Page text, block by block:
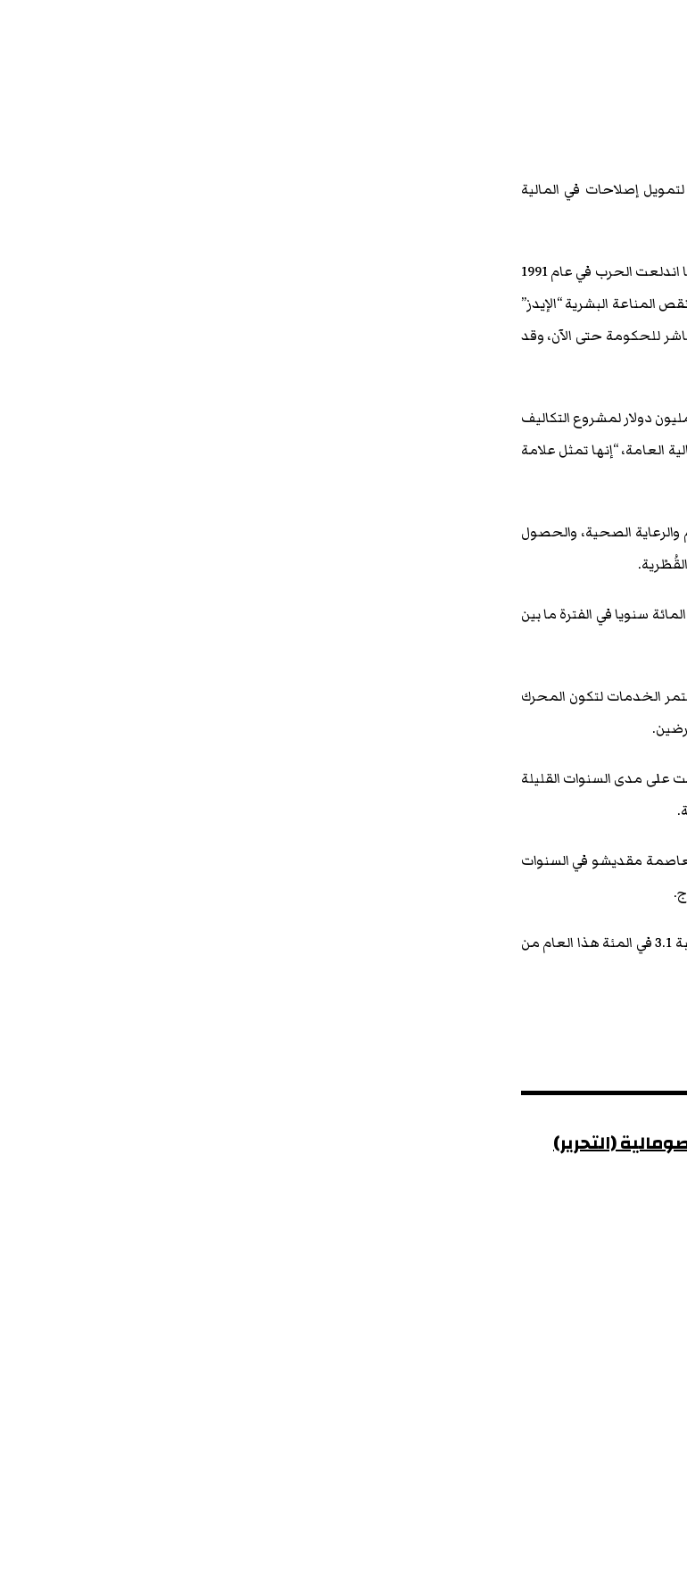
مليون دولار إلى الصومال لتمويل إصلاحات في المالية
واستأنف البنك الذي يتخذ من واشنطن مقرا له والذي علق علاقاته المالية مع البلاد عندما اندلعت الحرب في عام 1991
نقص المناعة البشرية “الإيدز”
للحكومة حتى الآن، وقد
البنك في بيان صدر في وقت متأخر يوم الثلاثاء إن مجلس إدارته وافق على تمويل 60 مليون دولار لمشروع التكاليف
المالية العامة، “إنها تمثل علامة
الصحية، والحصول
المتوقع أن ينمو الاقتصاد الصومالي بمعدل يتراوح ما بين 3.5 و 4.5 في المائة سنويا في الفترة ما بين
الخدمات لتكون المحرك
على مدى السنوات القليلة
مقديشو في السنوات
وفي الأسبوع الماضي قال صندوق النقد الدولي إنه يتوقع أن ينمو الاقتصاد الصومالي بنسبة 3.1 في المئة هذا العام من
(التحرير)